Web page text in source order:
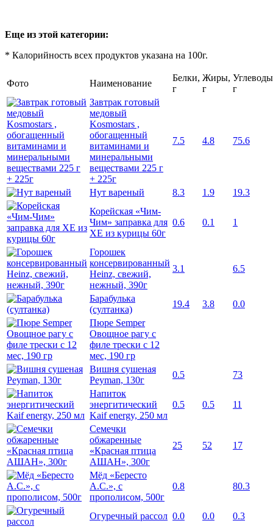
Еще из этой категории:
* Калорийность всех продуктов указана на 100г.
Фото Наименование
Белки,
г
Жиры,
г
г
Завтрак готовый
медовый
Kosmostars ,
обогащенный
витаминами и
минеральными
веществами 225 г
+ 225г
7.5 4.8 75.6
Нут вареный 8.3 1.9
19.3
Корейская «Чим-
Чим» заправка для
ХЕ из курицы 60г
0.6 0.1 1
Горошек
консервированный
Heinz, свежий,
нежный, 390г
3.1 6.5
Барабулька
(султанка)
19.4 3.8
0.0
Пюре Semper
Овощное рагу с
филе трески с 12
мес, 190 гр
Вишня сушеная
Peyman, 130г
0.5
73
Напиток
энергитический
Kaif energy, 250 мл
0.5 0.5 11
Семечки
обжаренные
«Красная птица
АШАН», 300г
25 52 17
Мёд «Бересто
А.С.», с
прополисом, 500г
0.8 80.3
Огуречный рассол 0.0 0.0
0.3